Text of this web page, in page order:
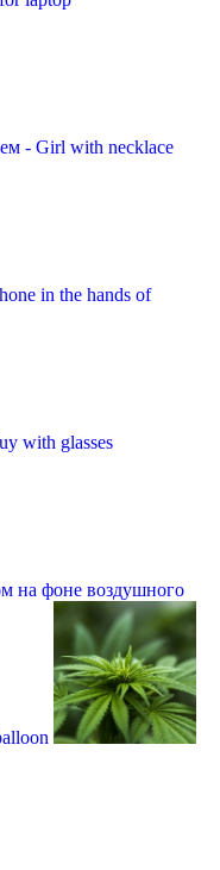
- Girl with necklace
in the hands of
with glasses
на фоне воздушного